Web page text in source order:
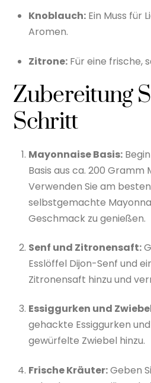
Knoblauch: Ein Muss für
Aromen.
Zitrone: Für eine frische,
Zubereitung
Schritt
Mayonnaise Basis:
Basis aus ca. 200 Gramm
Verwenden Sie am
selbstgemachte
Geschmack zu genießen.
Senf und Zitronensaft:
Esslöffel Dijon-Senf und
Zitronensaft hinzu und
Essiggurken und
gehackte Essiggurken
gewürfelte Zwiebel hinzu.
Frische Kräuter:Geben